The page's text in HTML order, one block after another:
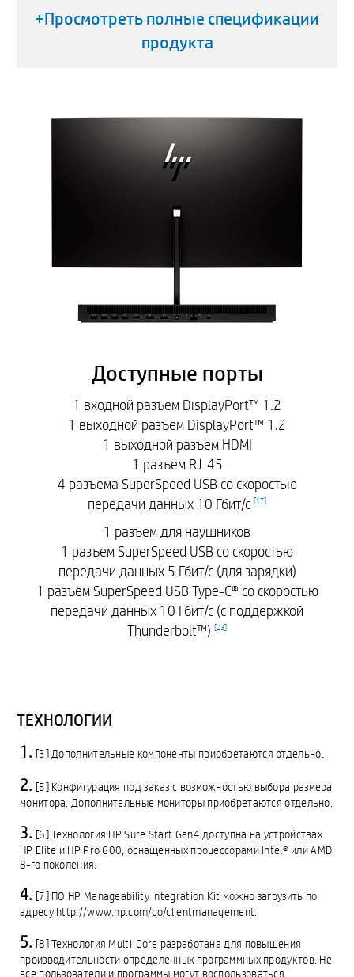
+Просмотреть полные спецификации
продукта
Доступные порты
1 входной разъем DisplayPort™ 1.2
1 выходной разъем DisplayPort™ 1.2
1 выходной разъем HDMI
1 разъем RJ-45
4 разъема SuperSpeed USB со скоростью
передачи данных 10 Гбит/с [17]
1 разъем для наушников
1 разъем SuperSpeed USB со скоростью
передачи данных 5 Гбит/с (для зарядки)
1 разъем SuperSpeed USB Type-C® со скоростью
передачи данных 10 Гбит/с (с поддержкой
Thunderbolt™) [23]
ТЕХНОЛОГИИ
[3] Дополнительные компоненты приобретаются отдельно.
[5] Конфигурация под заказ с возможностью выбора размера
монитора. Дополнительные мониторы приобретаются отдельно.
[6] Технология HP Sure Start Gen4 доступна на устройствах
HP Elite и HP Pro 600, оснащенных процессорами Intel® или AMD
8-го поколения.
[7] ПО HP Manageability Integration Kit можно загрузить по
адресу http://www.hp.com/go/clientmanagement.
[8] Технология Multi-Core разработана для повышения
производительности определенных программных продуктов. Не
все пользователи и программы могут воспользоваться